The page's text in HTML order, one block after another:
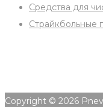
Средства для
Страйкбольные
Copyright © 2026